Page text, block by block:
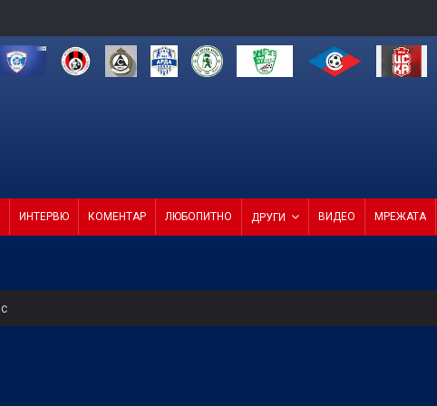
ИНТЕРВЮ КОМЕНТАР ЛЮБОПИТНО ДРУГИ ВИДЕО МРЕЖАТА
смачка Макаби с 3:0! (ВИДЕО)